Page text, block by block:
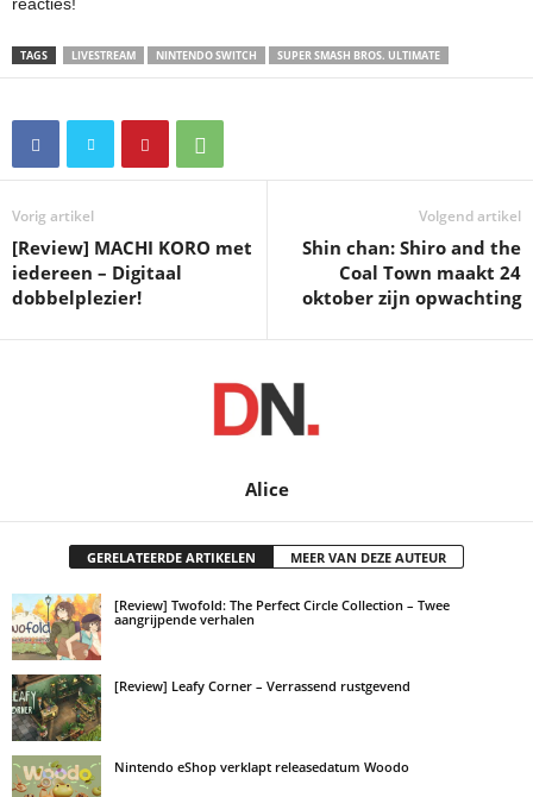
TAGS LIVESTREAM NINTENDO SWITCH SUPER SMASH BROS. ULTIMATE
Vorig artikel
[Review] MACHI KORO met
iedereen – Digitaal
dobbelplezier!
Volgend artikel
Shin chan: Shiro and the
Coal Town maakt 24
oktober zijn opwachting
Alice
GERELATEERDE ARTIKELEN MEER VAN DEZE AUTEUR
[Review] Twofold: The Perfect Circle Collection – Twee
aangrijpende verhalen
[Review] Leafy Corner – Verrassend rustgevend
Nintendo eShop verklapt releasedatum Woodo